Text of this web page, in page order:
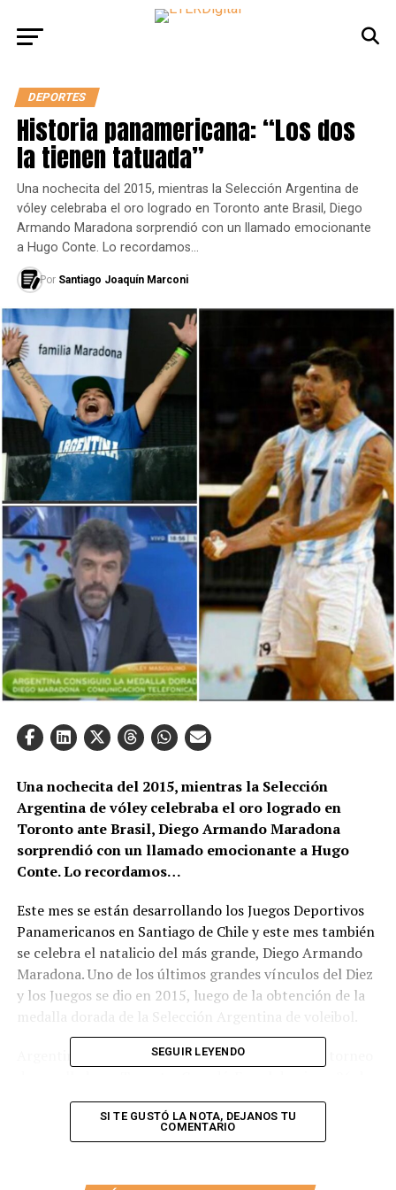
DEPORTES
Historia panamericana: “Los dos
la tienen tatuada”
Una nochecita del 2015, mientras la Selección Argentina de
vóley celebraba el oro logrado en Toronto ante Brasil, Diego
Armando Maradona sorprendió con un llamado emocionante
a Hugo Conte. Lo recordamos…
Por Santiago Joaquín Marconi
Una nochecita del 2015, mientras la Selección
Argentina de vóley celebraba el oro logrado en
Toronto ante Brasil, Diego Armando Maradona
sorprendió con un llamado emocionante a Hugo
Conte. Lo recordamos…
Este mes se están desarrollando los Juegos Deportivos
Panamericanos en Santiago de Chile y este mes también
se celebra el natalicio del más grande, Diego Armando
Maradona. Uno de los últimos grandes vínculos del Diez
y los Juegos se dio en 2015, luego de la obtención de la
medalla dorada de la Selección Argentina de voleibol.
Argentina y Brasil se encontraron en la final del torneo
julio justo en la previa de la ceremonia de clausura. El
rating de ese partido fue muy grande: por el día, por el
horario, porque no había algo más importante a nivel
SEGUIR LEYENDO
SI TE GUSTÓ LA NOTA, DEJANOS TU
COMENTARIO